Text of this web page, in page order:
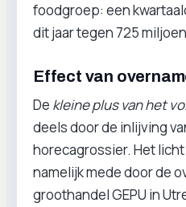
foodgroep: een
dit jaar tegen 725
Effect van
De kleine plus van het
deels door de inlijving
horecagrossier. Het
namelijk mede door de
groothandel GEPU in